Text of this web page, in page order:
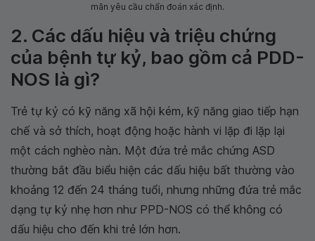
mãn yêu cầu chẩn đoán xác định.
2. Các dấu hiệu và triệu chứng
của bệnh tự kỷ, bao gồm cả PDD-
NOS là gì?
Trẻ tự kỷ có kỹ năng xã hội kém, kỹ năng giao tiếp hạn
chế và sở thích, hoạt động hoặc hành vi lặp đi lặp lại
một cách nghèo nàn. Một đứa trẻ mắc chứng ASD
thường bắt đầu biểu hiện các dấu hiệu bất thường vào
khoảng 12 đến 24 tháng tuổi, nhưng những đứa trẻ mắc
dạng tự kỷ nhẹ hơn như PPD-NOS có thể không có
dấu hiệu cho đến khi trẻ lớn hơn.